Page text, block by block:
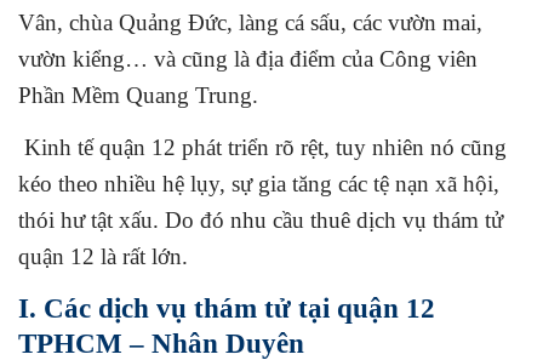
Vân, chùa Quảng Đức, làng cá sấu, các vườn mai,
vườn kiểng… và cũng là địa điểm của Công viên
Phần Mềm Quang Trung.
Kinh tế quận 12 phát triển rõ rệt, tuy nhiên nó cũng
kéo theo nhiều hệ lụy, sự gia tăng các tệ nạn xã hội,
thói hư tật xấu. Do đó nhu cầu thuê dịch vụ thám tử
quận 12 là rất lớn.
I. Các dịch vụ thám tử tại quận 12
TPHCM – Nhân Duyên